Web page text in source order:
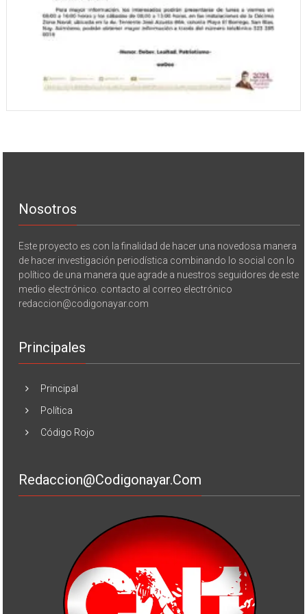
Nosotros
Este proyecto es con la finalidad de hacer una novedosa manera
de hacer investigación periodística combinando lo social con lo
político de una manera que agrade a nuestros seguidores de este
medio electrónico. contacto al correo electrónico
redaccion@codigonayar.com
Principales
Principal
Política
Código Rojo
Redaccion@codigonayar.com